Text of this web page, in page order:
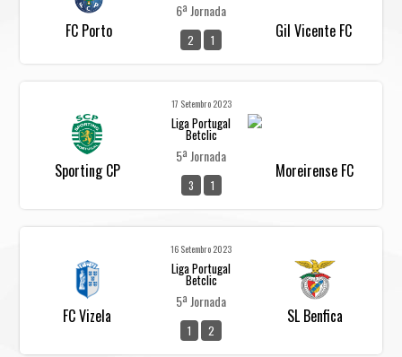
FC Porto
6ª Jornada
2 1 Gil Vicente FC
Sporting CP
17 Setembro 2023
Liga Portugal
Betclic
5ª Jornada
3 1
Moreirense FC
FC Vizela
16 Setembro 2023
Liga Portugal
Betclic
5ª Jornada
1 2
SL Benfica